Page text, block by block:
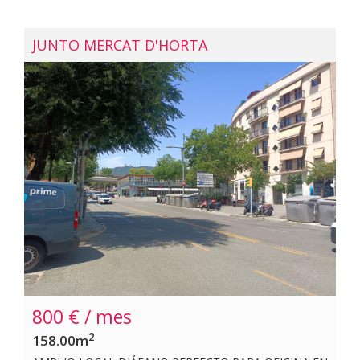
carpintería interior y exterior de madera
recuperada.~~Muy buena ubicación, con todo tipo de
oferta en servicios y comunicaciones en la zona. ~Este
arrendamiento está sujeto al IVA.~
JUNTO MERCAT D'HORTA
800 € / mes
158.00m2